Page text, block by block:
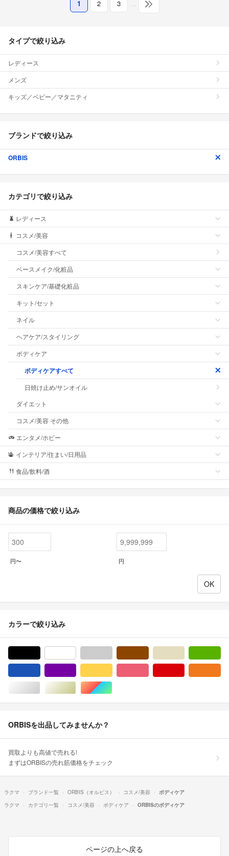
1 2 3 …
タイプで絞り込み
レディース
メンズ
キッズ／ベビー／マタニティ
ブランドで絞り込み
ORBIS
カテゴリで絞り込み
レディース
コスメ/美容
コスメ/美容すべて
ベースメイク/化粧品
スキンケア/基礎化粧品
キット/セット
ネイル
ヘアケア/スタイリング
ボディケア
ボディケアすべて
日焼け止め/サンオイル
ダイエット
コスメ/美容 その他
エンタメ/ホビー
インテリア/住まい/日用品
食品/飲料/酒
商品の価格で絞り込み
円〜 円
カラーで絞り込み
シルバー/銀色系ゴールド/金色系マルチカラー
ORBISを出品してみませんか？
買取よりも高値で売れる!
まずはORBISの売れ筋価格をチェック
ラクマ ブランド一覧 ORBIS（オルビス） コスメ/美容
ボディケア
ラクマ
カテゴリ一覧 コスメ/美容 ボディケア ORBISのボディケア
ページの上へ戻る